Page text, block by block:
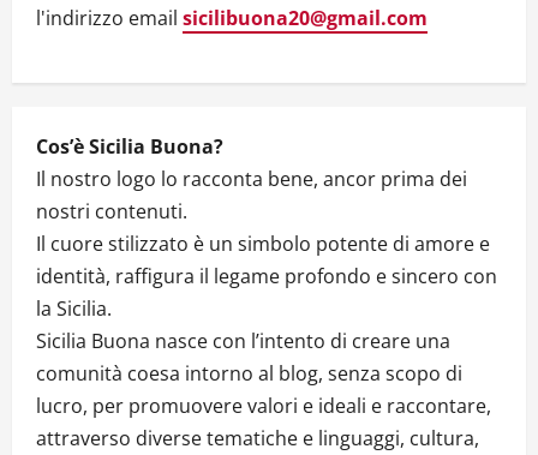
l'indirizzo email sicilibuona20@gmail.com
Cos’è Sicilia Buona?
Il nostro logo lo racconta bene, ancor prima dei
nostri contenuti.
Il cuore stilizzato è un simbolo potente di amore e
identità, raffigura il legame profondo e sincero con
la Sicilia.
Sicilia Buona nasce con l’intento di creare una
comunità coesa intorno al blog, senza scopo di
lucro, per promuovere valori e ideali e raccontare,
attraverso diverse tematiche e linguaggi, cultura,